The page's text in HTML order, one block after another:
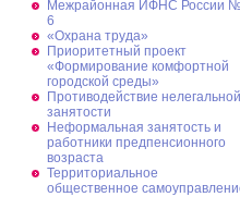
Межрайонная ИФНС России
6
«Охрана труда»
Приоритетный проект
«Формирование комфортной
городской среды»
Противодействие нелегальной
занятости
Неформальная занятость и
работники предпенсионного
возраста
Территориальное
общественное